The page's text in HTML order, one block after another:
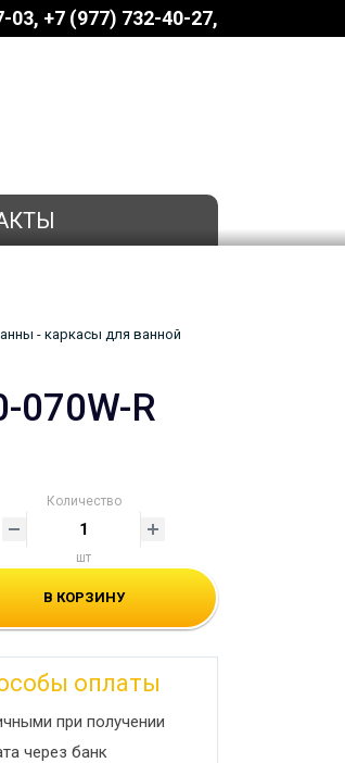
03 ‎‎+7 (977) 732-40-27
- каркасы для ванной
070W-R
Количество
шт
В КОРЗИНУ
оплаты
при получении
через банк